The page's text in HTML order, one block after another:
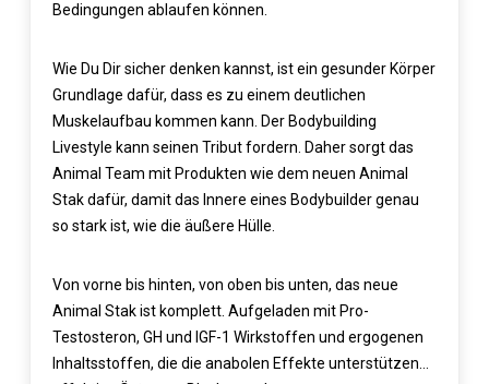
Bedingungen ablaufen können.
Wie Du Dir sicher denken kannst, ist ein gesunder Körper
Grundlage dafür, dass es zu einem deutlichen
Muskelaufbau kommen kann. Der Bodybuilding
Livestyle kann seinen Tribut fordern. Daher sorgt das
Animal Team mit Produkten wie dem neuen Animal
Stak dafür, damit das Innere eines Bodybuilder genau
so stark ist, wie die äußere Hülle.
Von vorne bis hinten, von oben bis unten, das neue
Animal Stak ist komplett. Aufgeladen mit Pro-
Testosteron, GH und IGF-1 Wirkstoffen und ergogenen
Inhaltsstoffen, die die anabolen Effekte unterstützen…